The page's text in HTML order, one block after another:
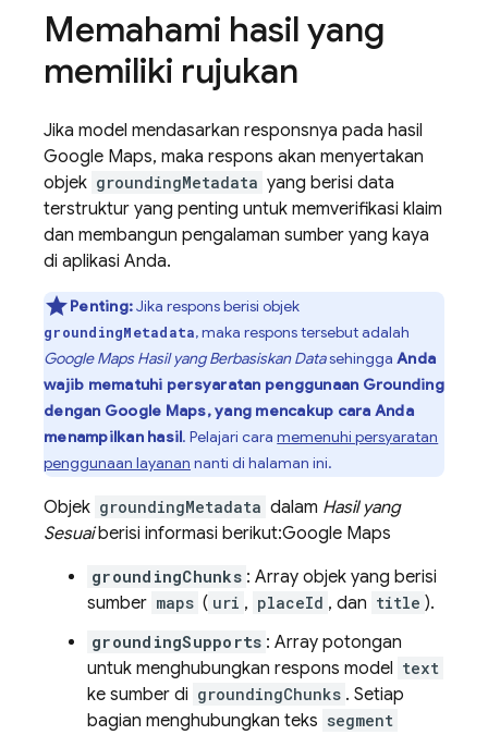
Memahami hasil yang
memiliki rujukan
Jika model mendasarkan responsnya pada hasil
Google Maps, maka respons akan menyertakan
objek groundingMetadata yang berisi data
terstruktur yang penting untuk memverifikasi klaim
dan membangun pengalaman sumber yang kaya
di aplikasi Anda.
Penting:Jika respons berisi objek
groundingMetadata, maka respons tersebut adalah
Google MapsHasil yang Berbasiskan Datasehingga Anda
wajib mematuhi persyaratan penggunaan Grounding
dengan Google Maps, yang mencakup cara Anda
menampilkan hasil. Pelajari caramemenuhi persyaratan
penggunaan layanan nanti di halaman ini.
Objek groundingMetadata dalam Hasil yang
Sesuaiberisi informasi berikut:Google Maps
groundingChunks : Array objek yang berisi
sumber maps ( uri , placeId , dan title ).
groundingSupports : Array potongan
untuk menghubungkan respons model text
ke sumber di groundingChunks . Setiap
bagian menghubungkan teks segment